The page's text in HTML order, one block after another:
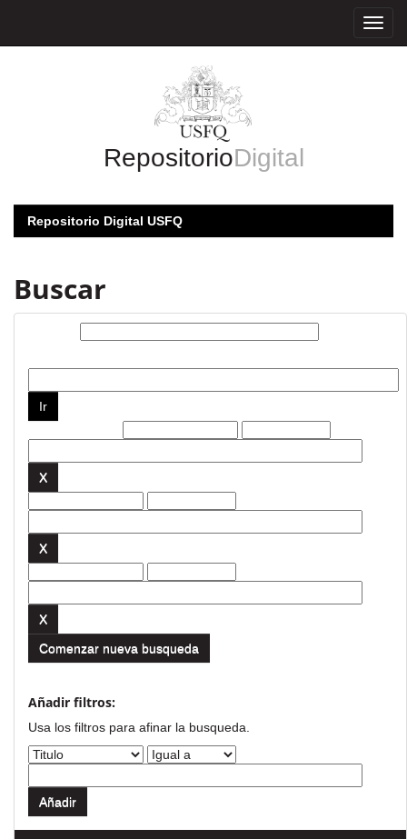
RepositorioDigital
Repositorio Digital USFQ
Buscar
Comenzar nueva busqueda
Añadir filtros:
Usa los filtros para afinar la busqueda.